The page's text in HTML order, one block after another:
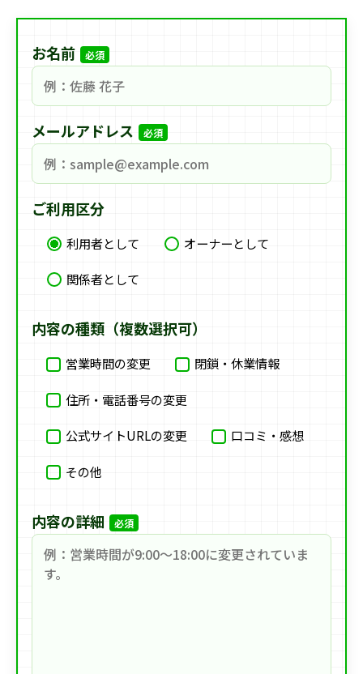
お名前 必須
メールアドレス 必須
ご利用区分
利用者として
オーナーとして
関係者として
内容の種類（複数選択可）
営業時間の変更 閉鎖・休業情報
住所・電話番号の変更
公式サイトURLの変更 口コミ・感想
その他
内容の詳細 必須